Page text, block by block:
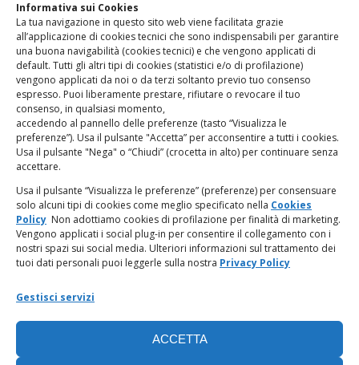
Informativa sui Cookies
La tua navigazione in questo sito web viene facilitata grazie
all’applicazione di cookies tecnici che sono indispensabili per garantire
una buona navigabilità (cookies tecnici) e che vengono applicati di
default. Tutti gli altri tipi di cookies (statistici e/o di profilazione)
vengono applicati da noi o da terzi soltanto previo tuo consenso
espresso. Puoi liberamente prestare, rifiutare o revocare il tuo
consenso, in qualsiasi momento,
accedendo al pannello delle preferenze (tasto “Visualizza le
preferenze”). Usa il pulsante "Accetta” per acconsentire a tutti i cookies.
Usa il pulsante "Nega" o “Chiudi” (crocetta in alto) per continuare senza
accettare.
Usa il pulsante “Visualizza le preferenze” (preferenze) per consensuare
solo alcuni tipi di cookies come meglio specificato nella Cookies
Policy Non adottiamo cookies di profilazione per finalità di marketing.
Vengono applicati i social plug-in per consentire il collegamento con i
nostri spazi sui social media. Ulteriori informazioni sul trattamento dei
tuoi dati personali puoi leggerle sulla nostra Privacy Policy
Gestisci servizi
ACCETTA
www.odg.toscana.it – testata registrata presso il Tribunale di
Firenze al nr. 5208 dell’ 08.10.2002. Direttore responsabile:
Giampaolo Marchini – C.F. 80005790482
LINK UTILI
PagoPA
Privacy Policy
Regolamento categorie particolari di dati personali e dati
giudiziari
Amministrazione Trasparente
Cookie Policy (UE)